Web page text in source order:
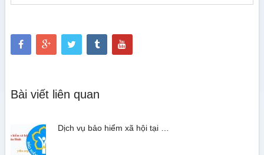
Bài viết liên quan
Dịch vụ bảo hiểm xã hội tại …